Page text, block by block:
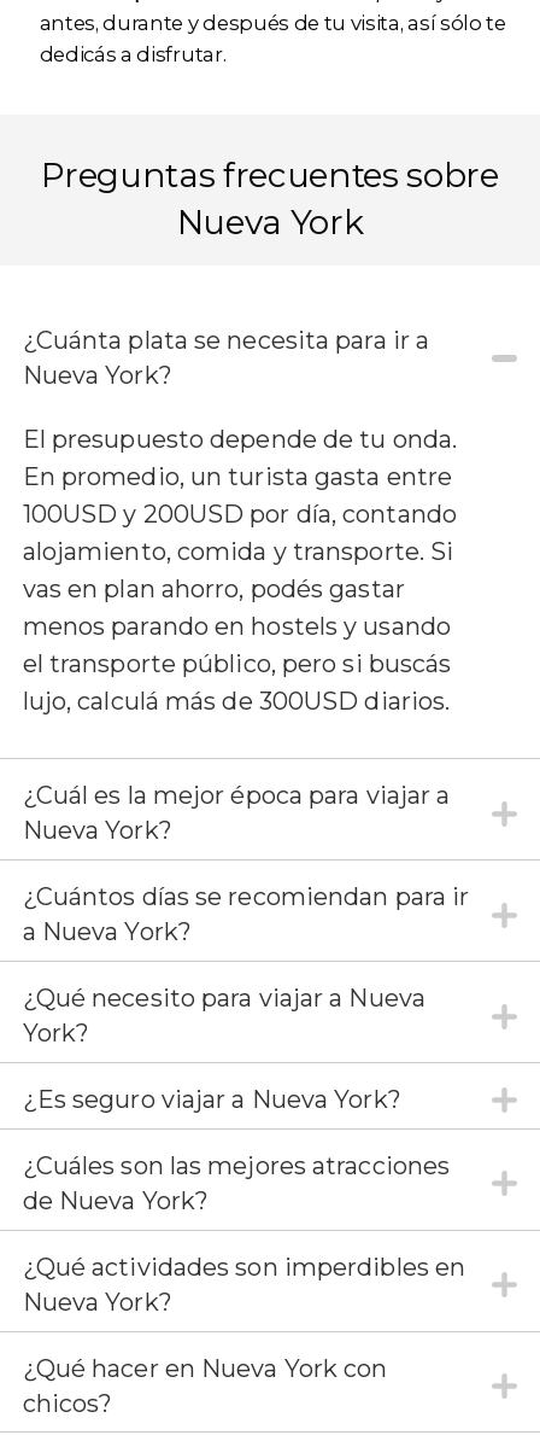
antes, durante y después de tu visita, así sólo te
dedicás a disfrutar.
Preguntas frecuentes sobre
Nueva York
¿Cuánta plata se necesita para ir a
Nueva York?
El presupuesto depende de tu onda.
En promedio, un turista gasta entre
100USD y 200USD por día, contando
alojamiento, comida y transporte. Si
vas en plan ahorro, podés gastar
menos parando en hostels y usando
el transporte público, pero si buscás
lujo, calculá más de 300USD diarios.
¿Cuál es la mejor época para viajar a
Nueva York?
¿Cuántos días se recomiendan para ir
a Nueva York?
¿Qué necesito para viajar a Nueva
York?
¿Es seguro viajar a Nueva York?
¿Cuáles son las mejores atracciones
de Nueva York?
¿Qué actividades son imperdibles en
Nueva York?
¿Qué hacer en Nueva York con
chicos?